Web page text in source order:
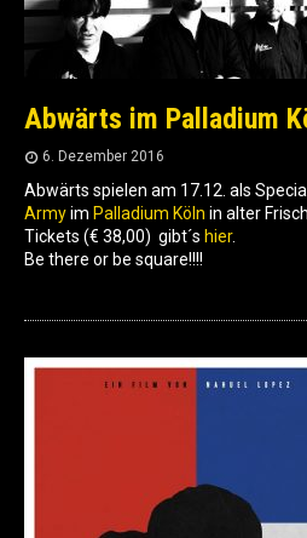
Abwärts im Palladium
6. Dezember 2016
Abwärts spielen am 17.12. als
Armyim Palladium Köln in alter
Tickets (€ 38,00) gibt´s hier.
Be there or be square!!!!